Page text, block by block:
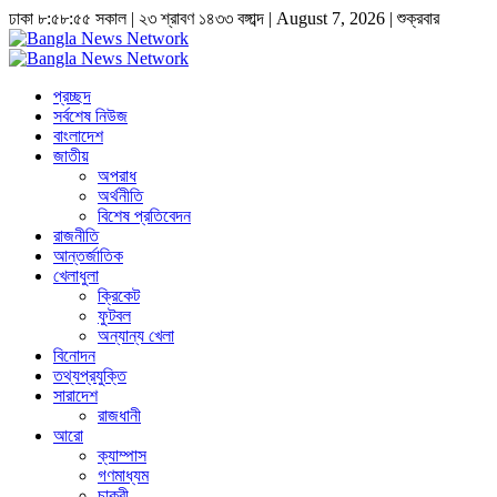
ঢাকা ৮:৫৮:৫৫ সকাল| ২৩ শ্রাবণ ১৪৩৩ বঙ্গাব্দ | August 7, 2026 |শুক্রবার
প্রচ্ছদ
সর্বশেষ নিউজ
বাংলাদেশ
জাতীয়
অপরাধ
অর্থনীতি
বিশেষ প্রতিবেদন
রাজনীতি
আন্তর্জাতিক
খেলাধুলা
ক্রিকেট
ফুটবল
অন্যান্য খেলা
বিনোদন
তথ্যপ্রযুক্তি
সারাদেশ
রাজধানী
আরো
ক্যাম্পাস
গণমাধ্যম